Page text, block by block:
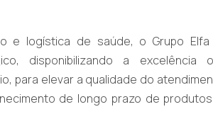
e logística de saúde, o Grupo
disponibilizando a excelência
para elevar a qualidade do
de longo prazo de